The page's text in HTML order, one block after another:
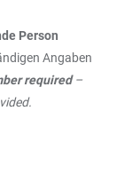
Person
Angaben
required–